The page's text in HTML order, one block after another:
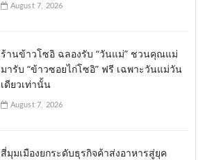
August 7, 2026
ร้านข้าวโซอิ ฉลองรับ “วันแม่” ชวนคุณแม่
มารับ “ข้าวซอยไก่โซอิ” ฟรี เฉพาะวันแม่วัน
เดียวเท่านั้น
August 7, 2026
สี่มุมเมืองยกระดับธุรกิจค้าส่งอาหารสู่ยุค